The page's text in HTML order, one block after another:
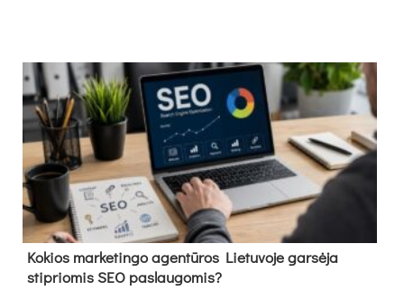
Kokios marketingo agentūros Lietuvoje garsėja
stipriomis SEO paslaugomis?